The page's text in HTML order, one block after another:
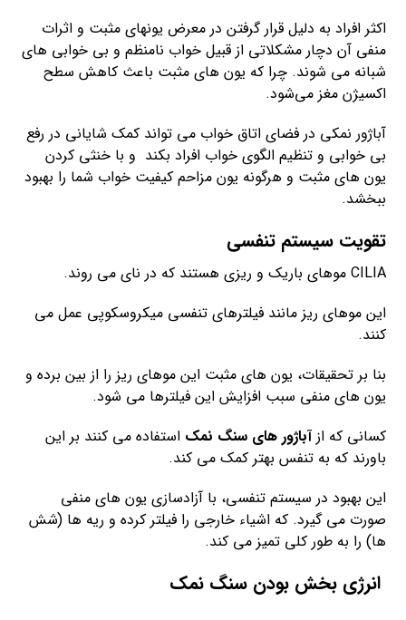
اکثر افراد به دلیل قرار گرفتن در معرض یونهای مثبت و اثرات
منفی آن دچار مشکلاتی از قبیل خواب نامنظم و بی خوابی های
شبانه می شوند. چرا که یون های مثبت باعث کاهش سطح
اکسیژن مغز می‌شود.
آباژور نمکی در فضای اتاق خواب می تواند کمک شایانی در رفع
بی خوابی و تنظیم الگوی خواب افراد بکند و با خنثی کردن
یون های مثبت و هرگونه یون مزاحم کیفیت خواب شما را بهبود
ببخشد.
تقویت سیستم تنفسی
CILIA موهای باریک و ریزی هستند که در نای می روند.
این موهای ریز مانند فیلترهای تنفسی میکروسکوپی عمل می
کنند.
بنا بر تحقیقات، یون های مثبت این موهای ریز را از بین برده و
یون های منفی سبب افزایش این فیلترها می شود.
کسانی که ازآباژور های سنگ نمک استفاده می کنند بر این
باورند که به تنفس بهتر کمک می کند.
این بهبود در سیستم تنفسی، با آزادسازی یون های منفی
صورت می گیرد. که اشیاء خارجی را فیلتر کرده و ریه ها (شش
ها) را به طور کلی تمیز می کند.
انرژی بخش بودن سنگ نمک